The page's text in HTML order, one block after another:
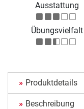
Ausstattung
Übungsvielfalt
Produktdetails
Beschreibung